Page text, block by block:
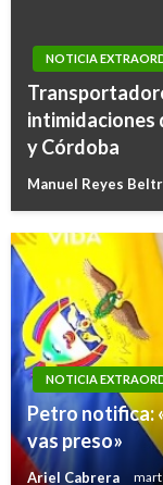
NOTICIA
intimidaciones
y Córdoba
Manuel Reyes
NOTICIA
Petro notifica:
vas preso»
Ariel Cabrera